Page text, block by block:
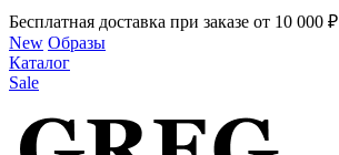
Бесплатная доставка при заказе от 10 000 ₽
New Образы
Каталог
Sale